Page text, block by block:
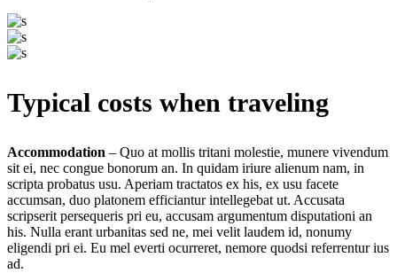
Typical costs when traveling
Accommodation – Quo at mollis tritani molestie, munere vivendum
sit ei, nec congue bonorum an. In quidam iriure alienum nam, in
scripta probatus usu. Aperiam tractatos ex his, ex usu facete
accumsan, duo platonem efficiantur intellegebat ut. Accusata
scripserit persequeris pri eu, accusam argumentum disputationi an
his. Nulla erant urbanitas sed ne, mei velit laudem id, nonumy
eligendi pri ei. Eu mel everti ocurreret, nemore quodsi referrentur ius
ad.